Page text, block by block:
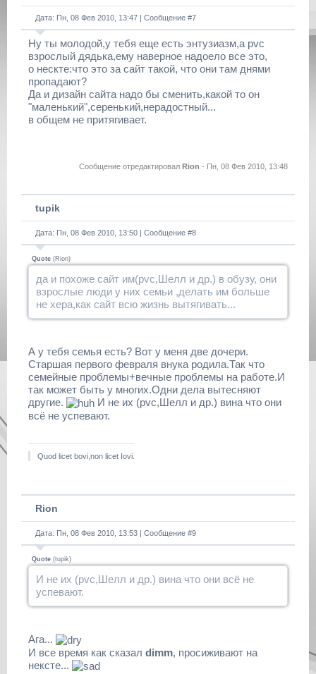
Дата: Пн, 08 Фев 2010, 13:47 | Сообщение #7
Ну ты молодой,у тебя еще есть энтузиазм,а pvc
взрослый дядька,ему наверное надоело все это,
о нескте:что это за сайт такой, что они там днями
пропадают?
Да и дизайн сайта надо бы сменить,какой то он
"маленький",серенький,нерадостный...
в общем не притягивает.
Сообщение отредактировал Rion - Пн, 08 Фев 2010, 13:48
tupik
Дата: Пн, 08 Фев 2010, 13:50 | Сообщение #8
Quote (Rion)
да и похоже сайт им(pvc,Шелл и др.) в обузу, они
взрослые люди у них семьи ,делать им больше
не хера,как сайт всю жизнь вытягивать...
А у тебя семья есть? Вот у меня две дочери.
Старшая первого февраля внука родила.Так что
семейные проблемы+вечные проблемы на работе.И
так может быть у многих.Одни дела вытесняют
другие.
И не их (pvc,Шелл и др.) вина что они
всё не успевают.
Quod licet bovi,non licet Iovi.
Rion
Дата: Пн, 08 Фев 2010, 13:53 | Сообщение #9
Quote (tupik)
И не их (pvc,Шелл и др.) вина что они всё не
успевают.
Ага...
И все время как сказал dimm, просиживают на
нексте...